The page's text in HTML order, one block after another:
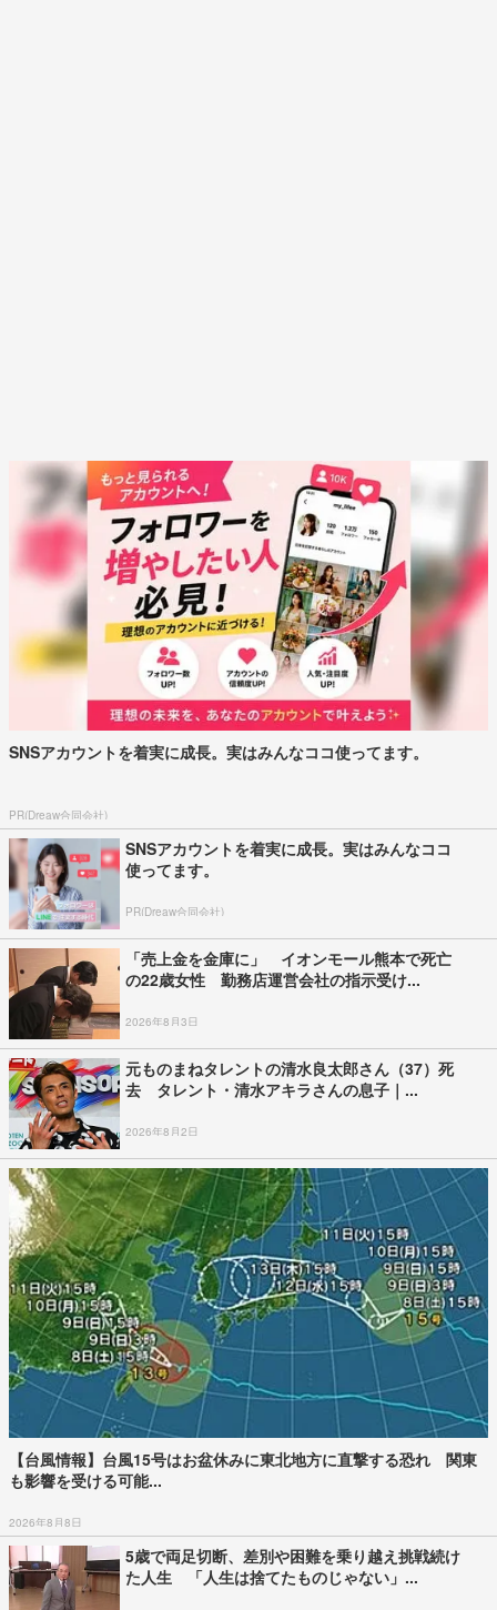
SNSアカウントを着実に成長。実はみんなココ使ってます。
PR(Dreaw合同会社)
SNSアカウントを着実に成長。実はみんなココ
使ってます。
PR(Dreaw合同会社)
「売上金を金庫に」 イオンモール熊本で死亡
の22歳女性 勤務店運営会社の指示受け...
2026年8月3日
元ものまねタレントの清水良太郎さん（37）死
去 タレント・清水アキラさんの息子｜...
2026年8月2日
【台風情報】台風15号はお盆休みに東北地方に直撃する恐れ 関東
も影響を受ける可能...
2026年8月8日
5歳で両足切断、差別や困難を乗り越え挑戦続け
た人生 「人生は捨てたものじゃない」...